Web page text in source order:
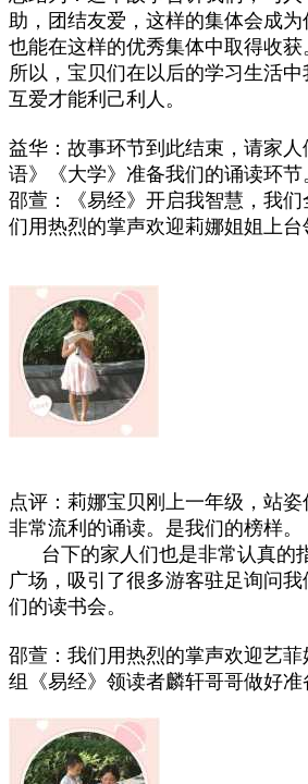
助，团结友爱，这样的集体会成
也能在这样的优秀集体中取得收获
所以，宝贝们在以后的学习生活
互爱才能利己利人。
益华：故事环节到此结束，请家
语》《大学》准备我们的诵读环节
邵萱：《易经》开启我智慧，我
们用热烈的掌声欢迎莉娜姐姐上台
点评：莉娜宝贝刚上一年级，站
非常流利的诵读。是我们的榜样。
台下的家人们也是非常认真的
广场，吸引了很多游客驻足询问
们的读书会。
邵萱：我们用热烈的掌声欢迎艺
组《易经》领读者麟轩哥哥做好准